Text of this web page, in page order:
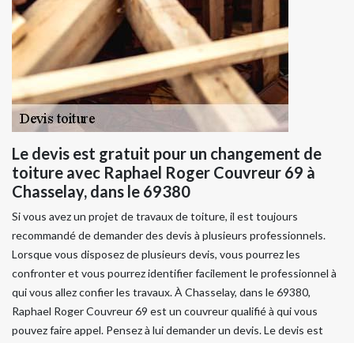
Le devis est gratuit pour un changement de
toiture avec Raphael Roger Couvreur 69 à
Chasselay, dans le 69380
Si vous avez un projet de travaux de toiture, il est toujours
recommandé de demander des devis à plusieurs professionnels.
Lorsque vous disposez de plusieurs devis, vous pourrez les
confronter et vous pourrez identifier facilement le professionnel à
qui vous allez confier les travaux. À Chasselay, dans le 69380,
Raphael Roger Couvreur 69 est un couvreur qualifié à qui vous
pouvez faire appel. Pensez à lui demander un devis. Le devis est